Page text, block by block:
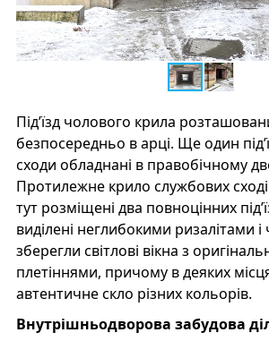
Під’їзд чолового крила
безпосередньо в арці. Ще один
сходи обладнані в правобічному
Протилежне крило службових
тут розміщені два повноцінних
виділені неглибокими ризалітами і
зберегли світлові вікна з
плетіннями, причому в деяких
автентичне скло різних кольорів.
Внутрішньодворова забудова